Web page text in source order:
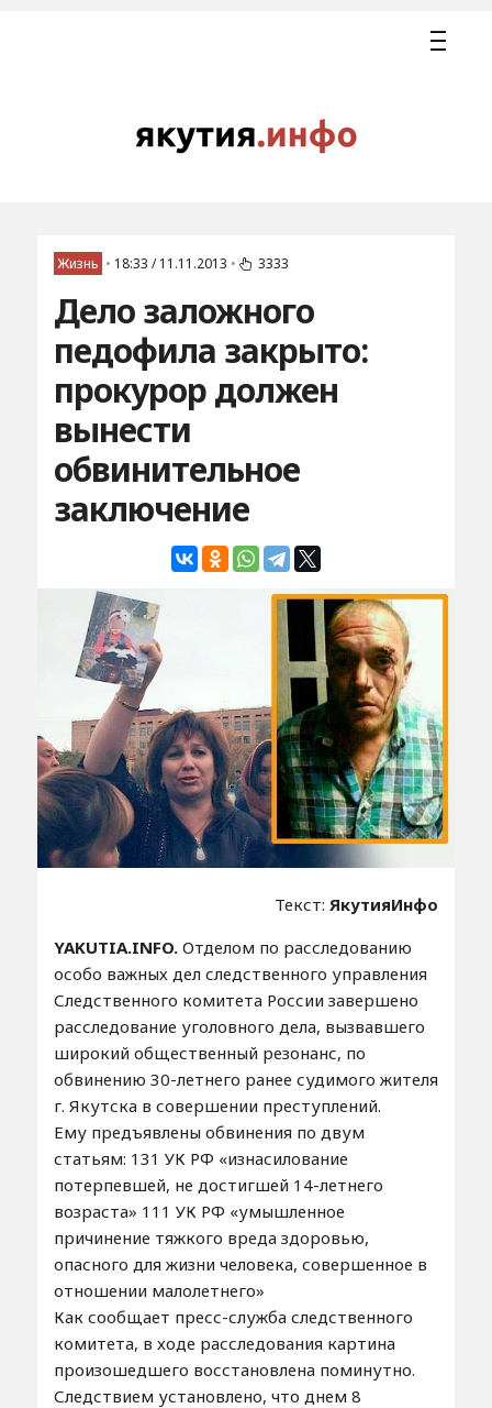
Жизнь • 18:33 / 11.11.2013 • 3333
Дело заложного
педофила закрыто:
прокурор должен
вынести
обвинительное
заключение
Текст: ЯкутияИнфо
YAKUTIA.INFO.Отделом по расследованию
особо важных дел следственного управления
Следственного комитета России завершено
расследование уголовного дела, вызвавшего
широкий общественный резонанс, по
обвинению 30-летнего ранее судимого жителя
г. Якутска в совершении преступлений.
Ему предъявлены обвинения по двум
статьям: 131 УК РФ «изнасилование
потерпевшей, не достигшей 14-летнего
возраста» 111 УК РФ «умышленное
причинение тяжкого вреда здоровью,
опасного для жизни человека, совершенное в
отношении малолетнего»
Как сообщает пресс-служба следственного
комитета, в ходе расследования картина
произошедшего восстановлена поминутно.
Следствием установлено, что днем 8